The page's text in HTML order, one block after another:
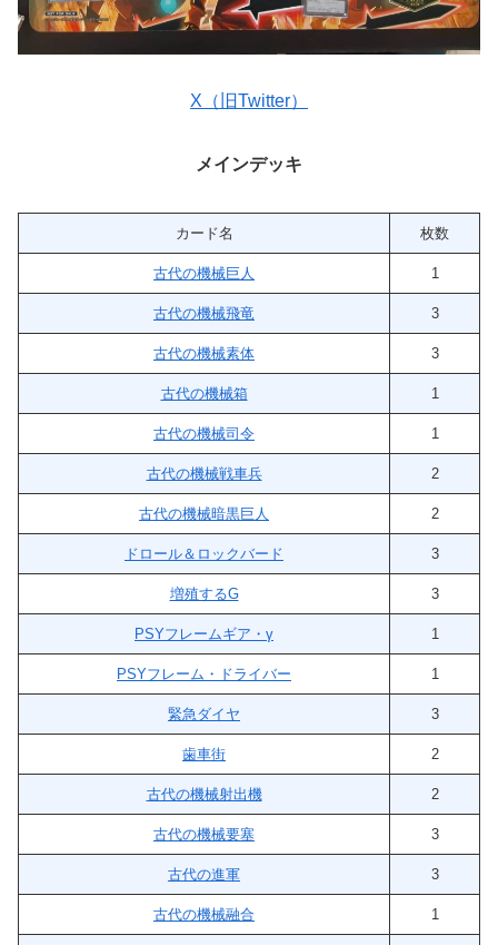
X（旧Twitter）
メインデッキ
カード名 枚数
古代の機械巨人 1
古代の機械飛竜 3
古代の機械素体 3
古代の機械箱 1
古代の機械司令 1
古代の機械戦車兵 2
古代の機械暗黒巨人 2
ドロール＆ロックバード 3
増殖するG 3
PSYフレームギア・γ 1
PSYフレーム・ドライバー 1
緊急ダイヤ 3
歯車街 2
古代の機械射出機 2
古代の機械要塞 3
古代の進軍 3
古代の機械融合 1